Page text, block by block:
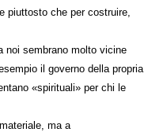
piuttosto che per costruire,
noi sembrano molto vicine
il governo della propria
«spirituali» per chi le
ma a